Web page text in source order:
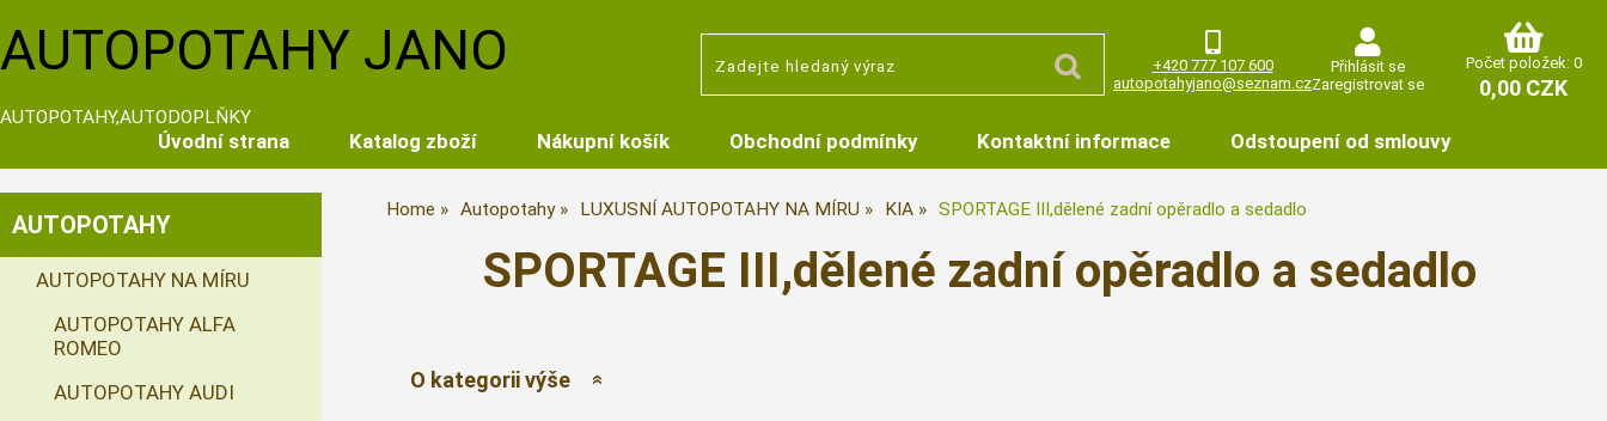
+420 777 107 600
autopotahyjano@seznam.cz
Přihlásit se
Zaregistrovat se
Počet položek: 0
0,00 CZK
AUTOPOTAHY JANO
AUTOPOTAHY,AUTODOPLŇKY
Úvodní strana Katalog zboží Nákupní košík Obchodní podmínky Kontaktní informace Odstoupení od smlouvy
Home Autopotahy LUXUSNÍ AUTOPOTAHY NA MÍRU KIA SPORTAGE III,dělené zadní opěradlo a sedadlo
SPORTAGE III,dělené zadní opěradlo a sedadlo
O kategorii výše
AUTOPOTAHY
AUTOPOTAHY NA MÍRU
AUTOPOTAHY ALFA
ROMEO
AUTOPOTAHY AUDI